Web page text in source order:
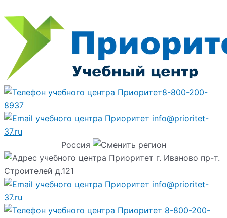
8-800-200-
8937
info@prioritet-
37.ru
Россия
г. Иваново пр-т.
Строителей д.121
info@prioritet-
37.ru
8-800-200-